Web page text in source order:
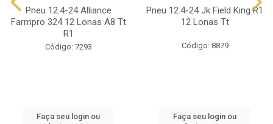
Pneu 12.4-24 Alliance
Farmpro 324 12 Lonas A8 Tt
R1
Código: 7293
Faça seu login ou
Pneu 12.4-24 Jk Field King R1
12 Lonas Tt
Código: 8879
Faça seu login ou